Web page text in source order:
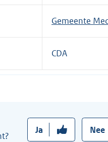
Gemeente
CDA
Ja Nee